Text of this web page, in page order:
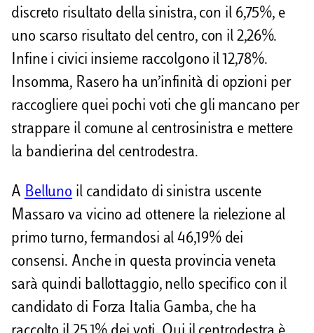
discreto risultato della sinistra, con il 6,75%, e
uno scarso risultato del centro, con il 2,26%.
Infine i civici insieme raccolgono il 12,78%.
Insomma, Rasero ha un’infinità di opzioni per
raccogliere quei pochi voti che gli mancano per
strappare il comune al centrosinistra e mettere
la bandierina del centrodestra.
A Belluno il candidato di sinistra uscente
Massaro va vicino ad ottenere la rielezione al
primo turno, fermandosi al 46,19% dei
consensi. Anche in questa provincia veneta
sarà quindi ballottaggio, nello specifico con il
candidato di Forza Italia Gamba, che ha